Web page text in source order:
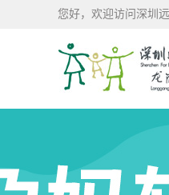
您好，欢迎访问深圳